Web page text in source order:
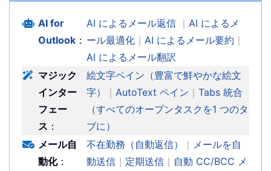
AI for
Outlook ：
AI によるメール返信 ｜ AI によるメ
ール最適化 ｜ AI によるメール要約 ｜
AI によるメール翻訳
マジック
インター
フェー
ス ：
絵文字ペイン（豊富で鮮やかな絵文
字）
｜ AutoText ペイン ｜ Tabs 統合
（すべてのオープンタスクを1 つのタ
ブに）
メール自
動化：
不在勤務（自動返信） ｜ メールを自
動送信 ｜ 定期送信 ｜ 自動 CC/BCC メ